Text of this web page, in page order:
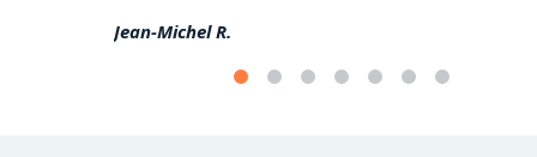
Jean-Michel R.